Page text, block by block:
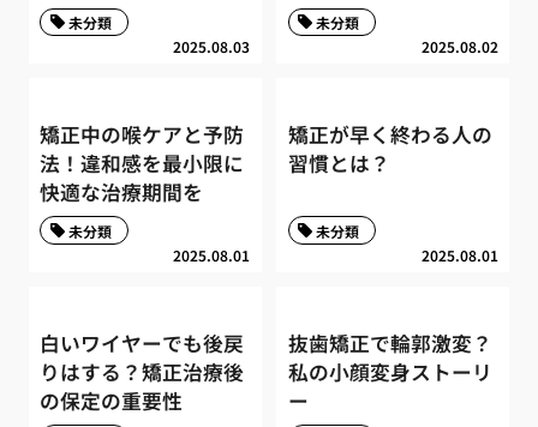
2025.08.03
未分類
2025.08.02
未分類
矯正中の喉ケアと予防
法！違和感を最小限に
快適な治療期間を
2025.08.01
未分類
矯正が早く終わる人の
習慣とは？
2025.08.01
未分類
白いワイヤーでも後戻
りはする？矯正治療後
の保定の重要性
抜歯矯正で輪郭激変？
私の小顔変身ストーリ
ー